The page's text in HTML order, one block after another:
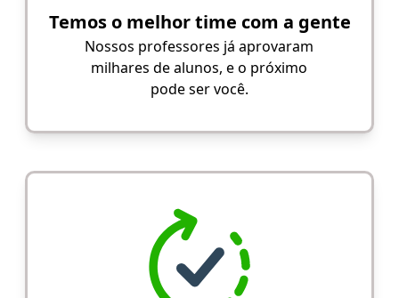
Temos o melhor time com a gente
Nossos professores já aprovaram
milhares de alunos, e o próximo
pode ser você.